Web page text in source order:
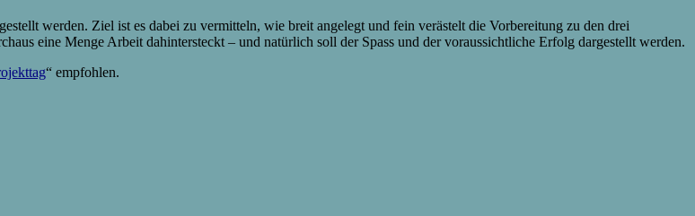
werden. Ziel ist es dabei zu vermitteln, wie breit angelegt und fein verästelt die Vorbereitung zu den drei
eine Menge Arbeit dahintersteckt – und natürlich soll der Spass und der voraussichtliche Erfolg dargestellt werden.
“ empfohlen.